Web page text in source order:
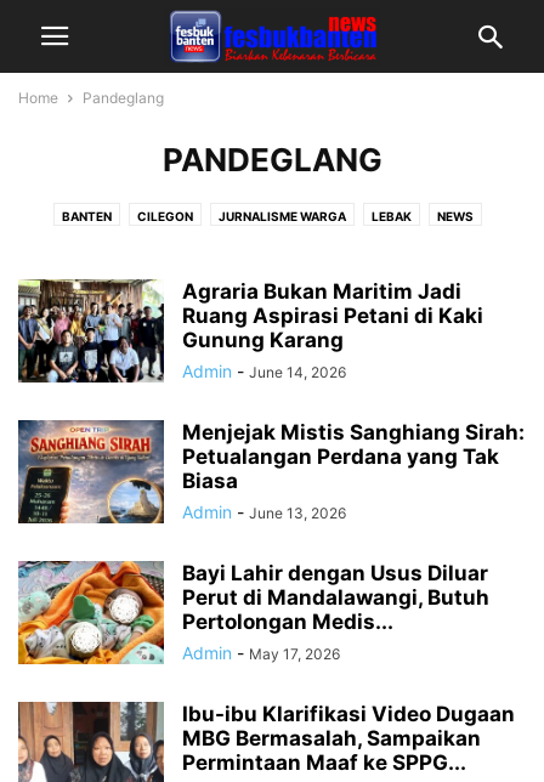
Home Pandeglang
PANDEGLANG
BANTEN CILEGON JURNALISME WARGA LEBAK NEWS
Agraria Bukan Maritim Jadi
Ruang Aspirasi Petani di Kaki
Gunung Karang
Admin - June 14, 2026
Menjejak Mistis Sanghiang Sirah:
Petualangan Perdana yang Tak
Biasa
Admin - June 13, 2026
Bayi Lahir dengan Usus Diluar
Perut di Mandalawangi, Butuh
Pertolongan Medis...
Admin - May 17, 2026
Ibu-ibu Klarifikasi Video Dugaan
MBG Bermasalah, Sampaikan
Permintaan Maaf ke SPPG...